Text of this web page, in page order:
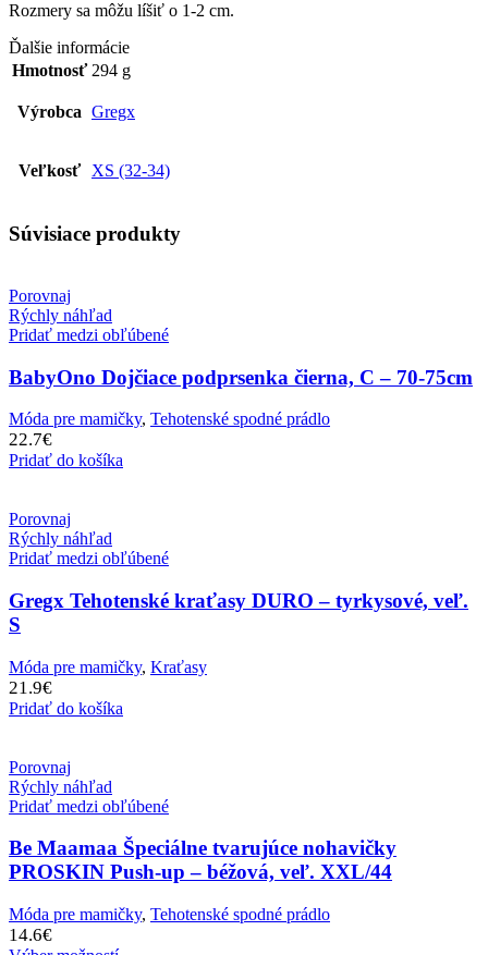
Rozmery sa môžu líšiť o 1-2 cm.
Ďalšie informácie
Hmotnosť 294 g
Výrobca Gregx
Veľkosť XS (32-34)
Súvisiace produkty
Porovnaj
Rýchly náhľad
Pridať medzi obľúbené
BabyOno Dojčiace podprsenka čierna, C – 70-75cm
Móda pre mamičky, Tehotenské spodné prádlo
22.7€
Pridať do košíka
Porovnaj
Rýchly náhľad
Pridať medzi obľúbené
Gregx Tehotenské kraťasy DURO – tyrkysové, veľ.
S
Móda pre mamičky, Kraťasy
21.9€
Pridať do košíka
Porovnaj
Rýchly náhľad
Pridať medzi obľúbené
Be Maamaa Špeciálne tvarujúce nohavičky
PROSKIN Push-up – béžová, veľ. XXL/44
Móda pre mamičky, Tehotenské spodné prádlo
14.6€